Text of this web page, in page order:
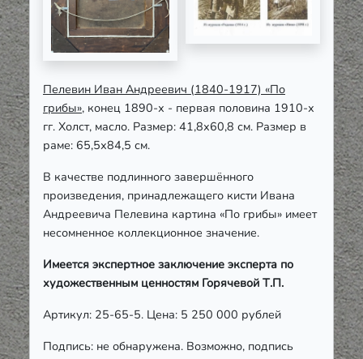
Пелевин Иван Андреевич (1840-1917) «По
грибы», конец 1890-х - первая половина 1910-х
гг. Холст, масло. Размер: 41,8х60,8 см. Размер в
раме: 65,5х84,5 см.
В качестве подлинного завершённого
произведения, принадлежащего кисти Ивана
Андреевича Пелевина картина «По грибы» имеет
несомненное коллекционное значение.
Имеется экспертное заключение эксперта по
художественным ценностям Горячевой Т.П.
Артикул: 25-65-5. Цена: 5 250 000 рублей
Подпись: не обнаружена. Возможно, подпись